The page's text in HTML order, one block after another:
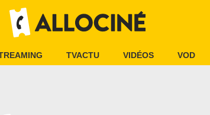
TVACTU VIDÉOS VOD